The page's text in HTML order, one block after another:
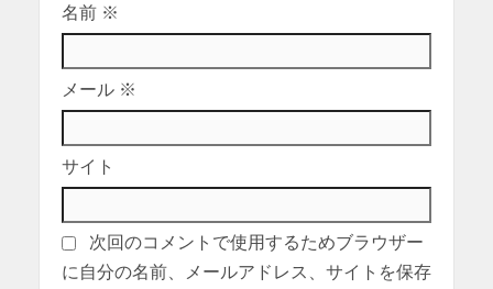
名前 ※
メール ※
サイト
次回のコメントで使用するためブラウザー
に自分の名前、メールアドレス、サイトを保存